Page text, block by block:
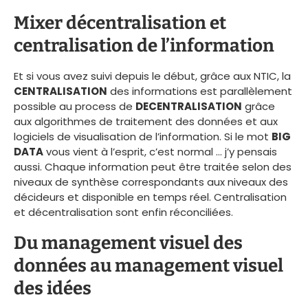
Mixer décentralisation et
centralisation de l’information
Et si vous avez suivi depuis le début, grâce aux NTIC, la
CENTRALISATION des informations est parallèlement
possible au process de DECENTRALISATION grâce
aux algorithmes de traitement des données et aux
logiciels de visualisation de l’information. Si le mot BIG
DATAvous vient à l’esprit, c’est normal … j’y pensais
aussi. Chaque information peut être traitée selon des
niveaux de synthèse correspondants aux niveaux des
décideurs et disponible en temps réel. Centralisation
et décentralisation sont enfin réconciliées.
Du management visuel des
données au management visuel
des idées